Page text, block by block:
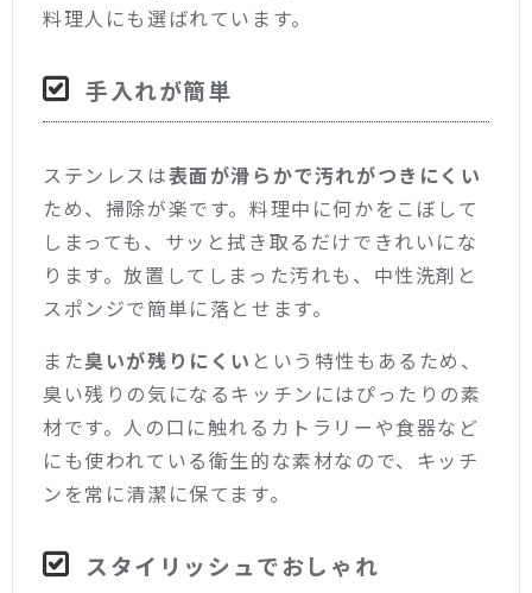
料理人にも選ばれています。
手入れが簡単
ステンレスは表面が滑らかで汚れがつきにくい
ため、掃除が楽です。料理中に何かをこぼして
しまっても、サッと拭き取るだけできれいにな
ります。放置してしまった汚れも、中性洗剤と
スポンジで簡単に落とせます。
また臭いが残りにくい という特性もあるため、
臭い残りの気になるキッチンにはぴったりの素
材です。人の口に触れるカトラリーや食器など
にも使われている衛生的な素材なので、キッチ
ンを常に清潔に保てます。
スタイリッシュでおしゃれ